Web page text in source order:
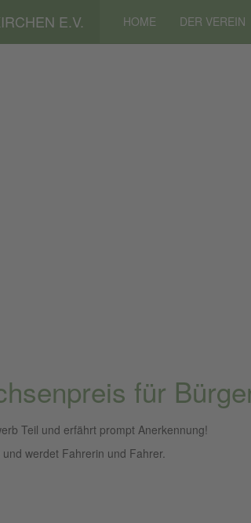
E.V. HOME DER VEREIN
für
Teil und erfährt prompt Anerkennung!
werdet Fahrerin und Fahrer.